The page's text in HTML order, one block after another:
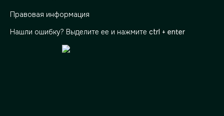
Правовая информация
Нашли ошибку? Выделите ее и нажмите ctrl + enter